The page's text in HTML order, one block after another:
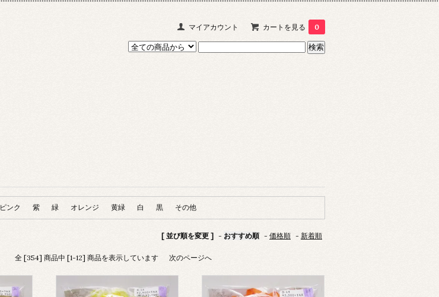
マイアカウント カートを見る 0
ピンク 紫 緑 オレンジ 黄緑 白 黒 その他
[ 並び順を変更 ] - おすすめ順 - 価格順 - 新着順
全 [354] 商品中 [1-12] 商品を表示しています 次のページへ